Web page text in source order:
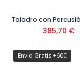
385,70 €
Envío Gratis +60€